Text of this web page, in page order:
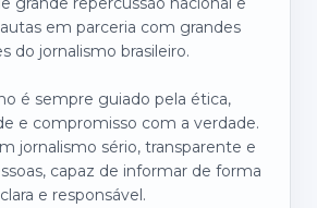
em parceria com grandes
do jornalismo brasileiro.
é sempre guiado pela ética,
e compromisso com a verdade.
jornalismo sério, transparente e
capaz de informar de forma
clara e responsável.